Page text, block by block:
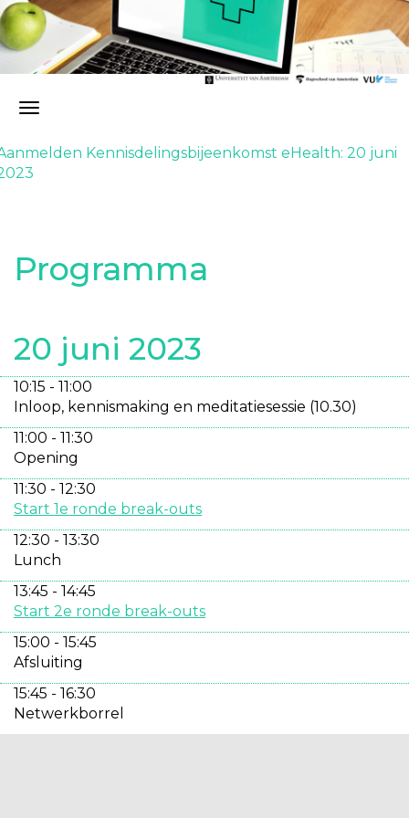
Kennisdelingsbijeenkomst eHealth: 20 juni
Programma
20 juni 2023
10:15 - 11:00
Inloop, kennismaking en meditatiesessie (10.30)
11:00 - 11:30
Opening
11:30 - 12:30
Start 1e ronde break-outs
12:30 - 13:30
Lunch
13:45 - 14:45
Start 2e ronde break-outs
15:00 - 15:45
Afsluiting
15:45 - 16:30
Netwerkborrel